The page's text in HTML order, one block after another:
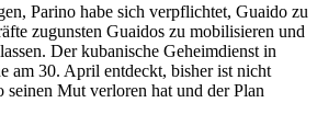
Parino habe sich verpflichtet, Guaido zu
zugunsten Guaidos zu mobilisieren und
Der kubanische Geheimdienst in
am 30. April entdeckt, bisher ist nicht
seinen Mut verloren hat und der Plan